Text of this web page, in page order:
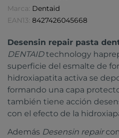
Marca: Dentaid
EAN13: 8427426045668
Desensin repair pasta
DENTAIDtechnology
superficie del esmalte de
hidroxiapatita activa se
formando una capa
también tiene acción
con el efecto de la
Además Desensin repair